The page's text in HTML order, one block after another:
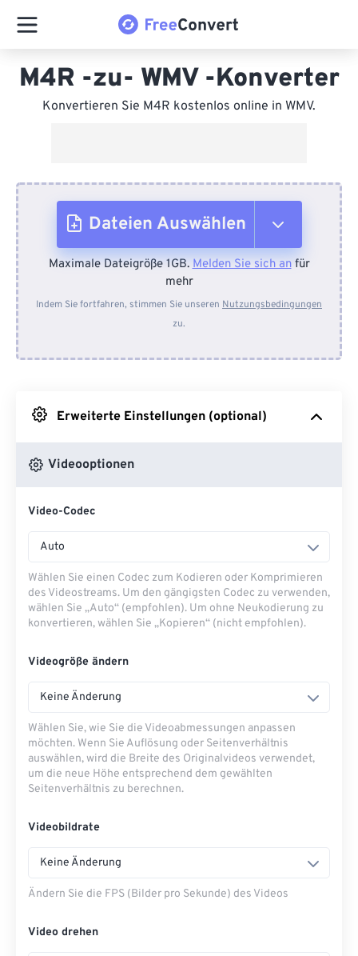
M4R -zu- WMV -Konverter
Konvertieren Sie M4R kostenlos online in WMV.
Dateien Auswählen
Vom Gerät
Von Dropbox
Maximale Dateigröße 1GB.Melden Sie sich anfür
mehr
Indem Sie fortfahren, stimmen Sie unseren Nutzungsbedingungen
zu.
Erweiterte Einstellungen (optional)
Videooptionen
Video-Codec
Auto
Wählen Sie einen Codec zum Kodieren oder Komprimieren
des Videostreams. Um den gängigsten Codec zu verwenden,
wählen Sie „Auto“ (empfohlen). Um ohne Neukodierung zu
konvertieren, wählen Sie „Kopieren“ (nicht empfohlen).
Videogröße ändern
Keine Änderung
Wählen Sie, wie Sie die Videoabmessungen anpassen
möchten. Wenn Sie Auflösung oder Seitenverhältnis
auswählen, wird die Breite des Originalvideos verwendet,
um die neue Höhe entsprechend dem gewählten
Seitenverhältnis zu berechnen.
Videobildrate
Keine Änderung
Ändern Sie die FPS (Bilder pro Sekunde) des Videos
Video drehen